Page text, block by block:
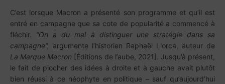
C’est lorsque Macron a présenté son programme et qu’il est
entré en campagne que sa cote de popularité a commencé à
fléchir. “On a du mal à distinguer une stratégie dans sa
campagne”, argumente l’historien Raphaël Llorca, auteur de
La Marque Macron [Éditions de l’aube, 2021]. Jusqu’à présent,
le fait de piocher des idées à droite et à gauche avait plutôt
bien réussi à ce néophyte en politique – sauf qu’aujourd’hui